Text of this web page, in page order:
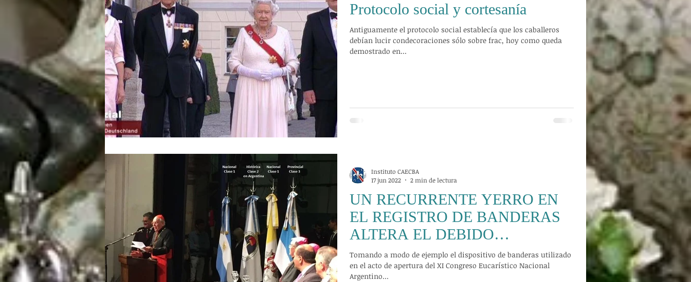
Protocolo social y cortesanía
Antiguamente el protocolo social establecía que los caballeros
debían lucir condecoraciones sólo sobre frac, hoy como queda
demostrado en...
UN RECURRENTE YERRO EN
EL REGISTRO DE BANDERAS
ALTERA EL DEBIDO
PROTOCOLO VEXILOLOGICO.
Tomando a modo de ejemplo el dispositivo de banderas utilizado
en el acto de apertura del XI Congreso Eucarístico Nacional
Argentino...
Instituto CAECBA
17 jun 2022
2 min de lectura